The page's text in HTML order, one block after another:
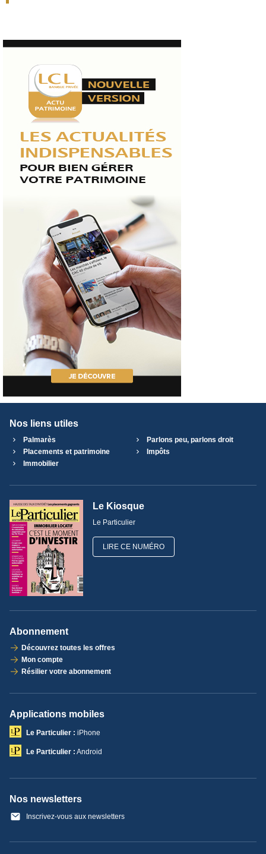
Nos liens utiles
Palmarès
Parlons peu, parlons droit
Placements et patrimoine
Impôts
Immobilier
Le Kiosque
Le Particulier
LIRE CE NUMÉRO
Abonnement
Découvrez toutes les offres
Mon compte
Résilier votre abonnement
Applications mobiles
Le Particulier : iPhone
Le Particulier : Android
Nos newsletters
Inscrivez-vous aux newsletters